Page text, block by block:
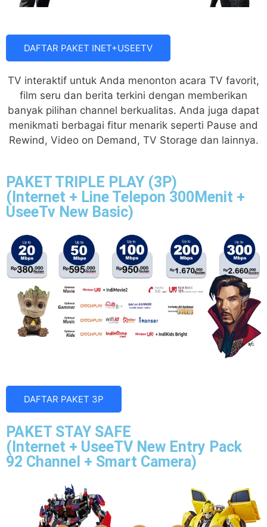
DAFTAR PAKET INET+USEETV
TV interaktif untuk Anda menonton acara TV favorit,
film seru dan berita terkini dengan memberikan
banyak pilihan channel berkualitas. Anda juga dapat
menikmati berbagai fitur menarik seperti Pause and
Rewind, Video on Demand, TV Storage dan lainnya.
PAKET TRIPLE PLAY (3P)
(Internet + Line Telepon 300Menit +
UseeTv New Basic)
DAFTAR PAKET 3P
PAKET STAY SAFE
(Internet + UseeTV New Entry Pack
92 Channel + Smart Camera)